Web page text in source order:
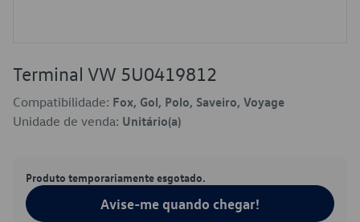
Terminal VW 5U0419812
Compatibilidade: Fox, Gol, Polo, Saveiro, Voyage
Unidade de venda: Unitário(a)
Produto temporariamente esgotado.
Avise-me quando chegar!